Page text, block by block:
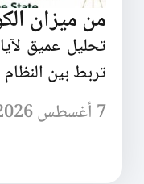
من ميزان
تحليل عميق
تربط بين
7 أغسطس 2026